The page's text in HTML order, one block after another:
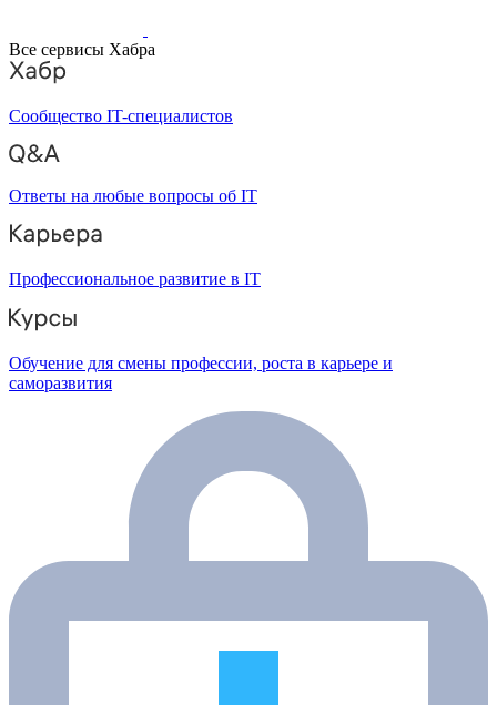
Все сервисы Хабра
Сообщество IT-специалистов
Ответы на любые вопросы об IT
Профессиональное развитие в IT
Обучение для смены профессии, роста в карьере и
саморазвития